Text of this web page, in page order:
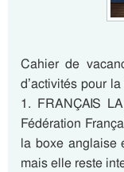
Cahier de
d’activités pour
1. FRANÇAIS
Fédération
la boxe anglaise
mais elle reste